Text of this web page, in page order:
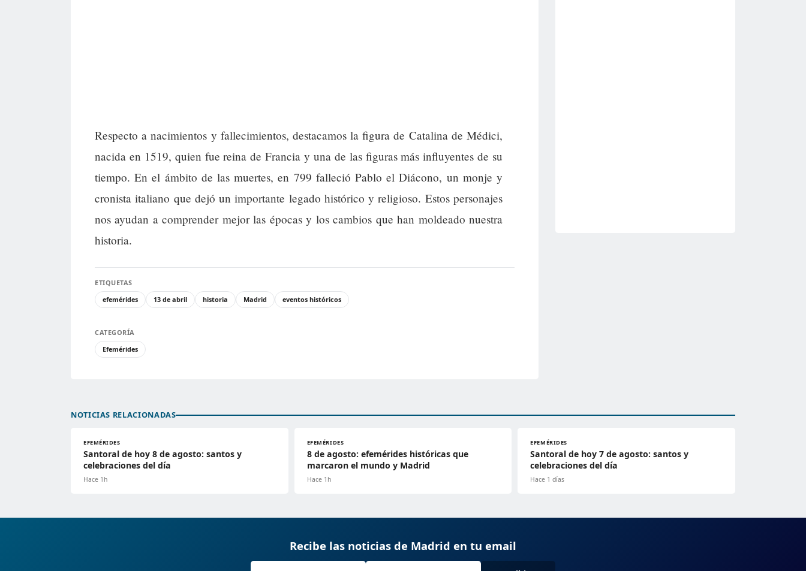
Respecto a nacimientos y fallecimientos, destacamos la figura de Catalina de Médici,
nacida en 1519, quien fue reina de Francia y una de las figuras más influyentes de su
tiempo. En el ámbito de las muertes, en 799 falleció Pablo el Diácono, un monje y
cronista italiano que dejó un importante legado histórico y religioso. Estos personajes
nos ayudan a comprender mejor las épocas y los cambios que han moldeado nuestra
historia.
ETIQUETAS
efemérides
13 de abril historia Madrid eventos históricos
CATEGORÍA
Efemérides
NOTICIAS RELACIONADAS
EFEMÉRIDES
Santoral de hoy 8 de agosto: santos y
celebraciones del día
Hace 1h
EFEMÉRIDES
8 de agosto: efemérides históricas que
marcaron el mundo y Madrid
Hace 1h
EFEMÉRIDES
Santoral de hoy 7 de agosto: santos y
celebraciones del día
Hace 1 días
Recibe las noticias de Madrid en tu email